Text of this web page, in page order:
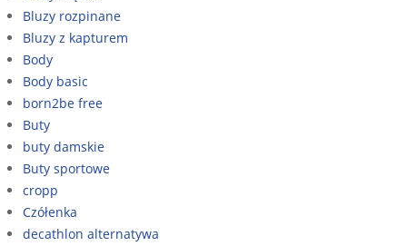
Bluzy rozpinane
Bluzy z kapturem
Body
Body basic
born2be free
Buty
buty damskie
Buty sportowe
cropp
Czółenka
decathlon alternatywa